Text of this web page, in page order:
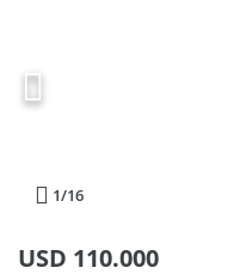
1/16
USD 110.000